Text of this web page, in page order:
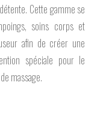
Cette gamme se
soins corps et
afin de créer une
spéciale pour le
massage.